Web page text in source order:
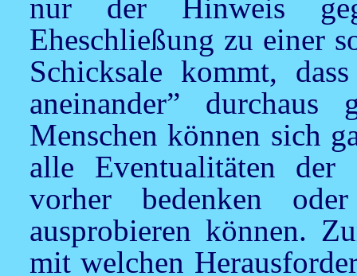
nur der Hinweis
Eheschließung zu einer
Schicksale kommt,
aneinander”
Menschen können sich
alle Eventualitäten
vorher bedenken
ausprobieren können.
mit welchen